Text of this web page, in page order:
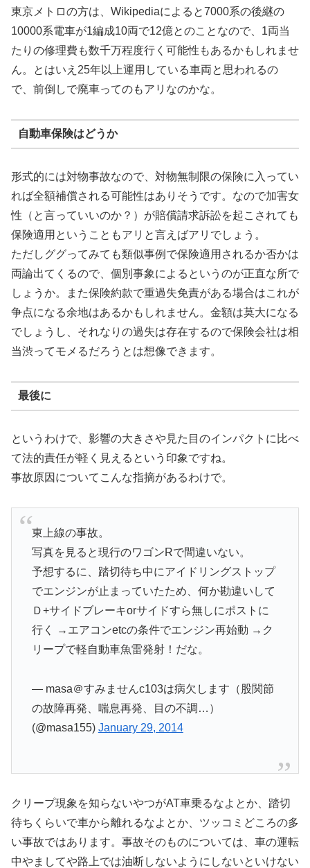
東京メトロの方は、Wikipediaによると7000系の後継の
10000系電車が1編成10両で12億とのことなので、1両当
たりの修理費も数千万程度行く可能性もあるかもしれませ
ん。とはいえ25年以上運用している車両と思われるの
で、前倒しで廃車ってのもアリなのかな。
自動車保険はどうか
形式的には対物事故なので、対物無制限の保険に入ってい
れば全額補償される可能性はありそうです。なので加害女
性（と言っていいのか？）が賠償請求訴訟を起こされても
保険適用ということもアリと言えばアリでしょう。
ただしググってみても類似事例で保険適用されるか否かは
両論出てくるので、個別事象によるというのが正直な所で
しょうか。また保険約款で重過失免責がある場合はこれが
争点になる余地はあるかもしれません。金額は莫大になる
でしょうし、それなりの過失は存在するので保険会社は相
当渋ってモメるだろうとは想像できます。
最後に
というわけで、影響の大きさや見た目のインパクトに比べ
て法的責任が軽く見えるという印象ですね。
事故原因についてこんな指摘があるわけで。
東上線の事故。
写真を見ると現行のワゴンRで間違いない。
予想するに、踏切待ち中にアイドリングストップ
でエンジンが止まっていたため、何か勘違いして
Ｄ+サイドブレーキorサイドすら無しにポストに
行く →エアコンetcの条件でエンジン再始動 →ク
リープで軽自動車魚雷発射！だな。
— masa＠すみませんc103は病欠します（股関節
の故障再発、喘息再発、目の不調…）
(@masa155) January 29, 2014
クリープ現象を知らないやつがAT車乗るなよとか、踏切
待ちくらいで車から離れるなよとか、ツッコミどころの多
い事故ではあります。事故そのものについては、車の運転
中やましてや路上では油断しないようにしないといけない